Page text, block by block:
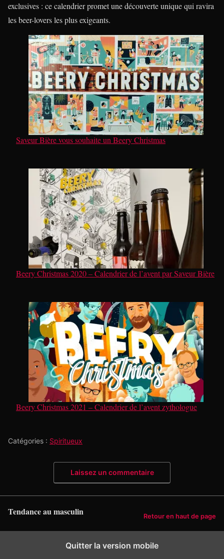
exclusives : ce calendrier promet une découverte unique qui ravira
les beer-lovers les plus exigeants.
Saveur Bière vous souhaite un Beery Christmas
Beery Christmas 2020 – Calendrier de l’avent par Saveur Bière
Beery Christmas 2021 – Calendrier de l’avent zythologue
Catégories : Spiritueux
Laissez un commentaire
Tendance au masculin Retour en haut de page
Quitter la version mobile